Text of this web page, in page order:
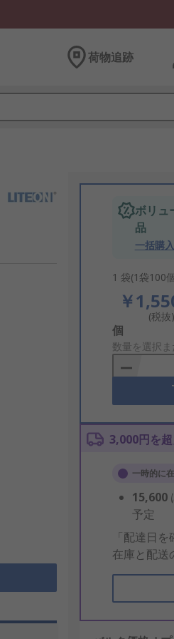
荷物追跡
ボリュ
品
一括購
1 袋(1袋100
￥
(税抜)
Add
to
Basket
個
数量を選択
3,000円を
一時的に
15,600
予定
「配達日
在庫と配送